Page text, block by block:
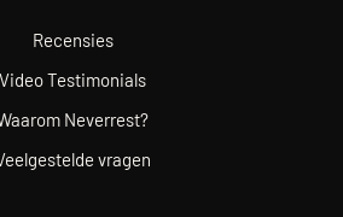
Recensies
Video Testimonials
Neverrest?
vragen